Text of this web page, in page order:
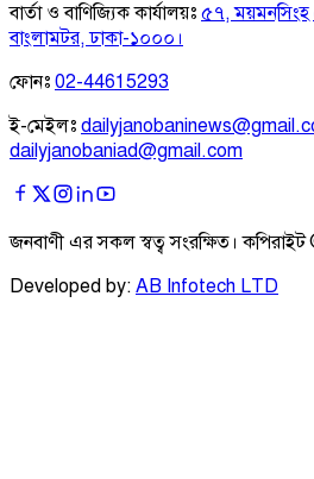
বার্তা ও বাণিজ্যিক কার্যালয়ঃ ৫৭,
বাংলামটর, ঢাকা-১০০০।
ফোনঃ 02-44615293
ই-মেইলঃ
dailyjanobaniad@gmail.com
জনবাণী এর সকল স্বত্ব সংরক্ষিত।
Developed by: AB Infotech LTD